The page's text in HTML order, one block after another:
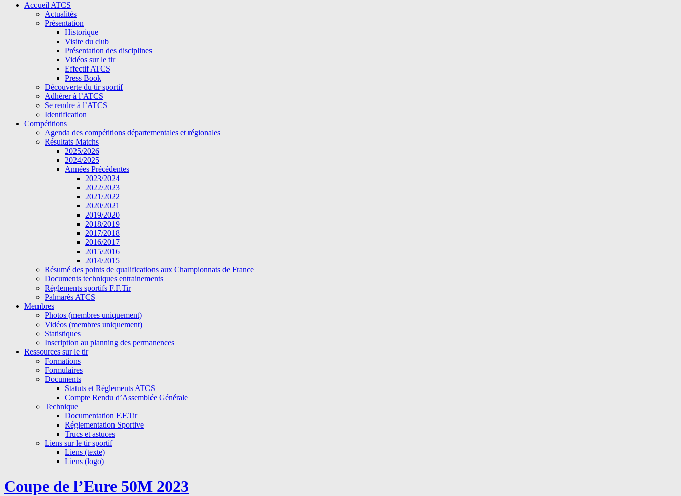
Accueil ATCS
Actualités
Présentation
Historique
Visite du club
Présentation des disciplines
Vidéos sur le tir
Effectif ATCS
Press Book
Découverte du tir sportif
Adhérer à l’ATCS
Se rendre à l’ATCS
Identification
Compétitions
Agenda des compétitions départementales et régionales
Résultats Matchs
2025/2026
2024/2025
Années Précédentes
2023/2024
2022/2023
2021/2022
2020/2021
2019/2020
2018/2019
2017/2018
2016/2017
2015/2016
2014/2015
Résumé des points de qualifications aux Championnats de France
Documents techniques entrainements
Règlements sportifs F.F.Tir
Palmarès ATCS
Membres
Photos (membres uniquement)
Vidéos (membres uniquement)
Statistiques
Inscription au planning des permanences
Ressources sur le tir
Formations
Formulaires
Documents
Statuts et Règlements ATCS
Compte Rendu d’Assemblée Générale
Technique
Documentation F.F.Tir
Réglementation Sportive
Trucs et astuces
Liens sur le tir sportif
Liens (texte)
Liens (logo)
Coupe de l’Eure 50M 2023